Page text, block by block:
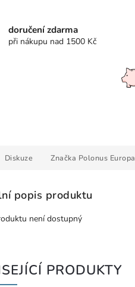
doručení zdarma
při nákupu nad 1500 Kč
Diskuze Značka Polonus Europa
popis produktu
není dostupný
PRODUKTY